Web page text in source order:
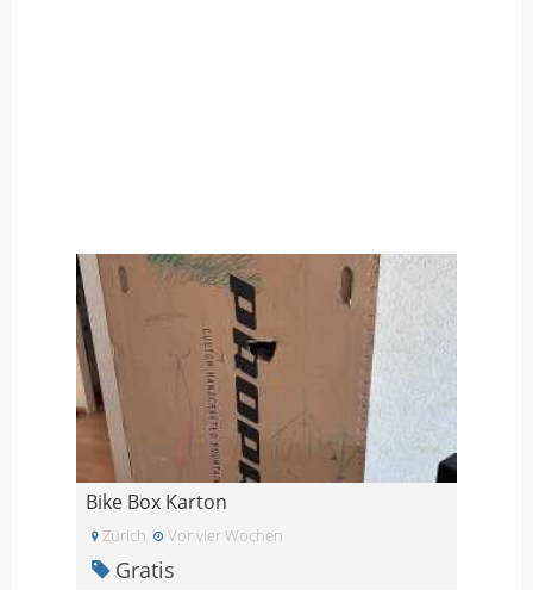
Bike Box Karton
Zürich Vor vier Wochen
Gratis